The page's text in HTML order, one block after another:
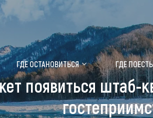
маральника
побывать
ГДЕ ОСТАНОВИТЬСЯ ГДЕ ПОЕСТЬ
появиться штаб-